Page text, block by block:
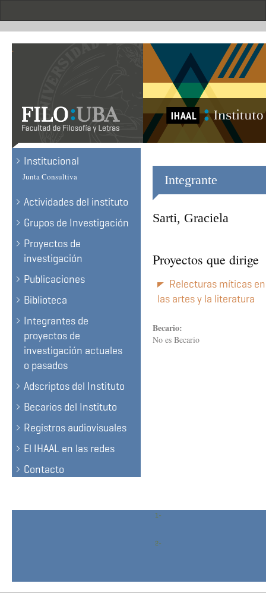
.
Institucional
Junta Consultiva
Actividades del instituto
Grupos de Investigación
Proyectos de
investigación
Publicaciones
Biblioteca
Integrantes de
proyectos de
investigación actuales
o pasados
Adscriptos del Instituto
Becarios del Instituto
Registros audiovisuales
El IHAAL en las redes
Contacto
Integrante
Sarti, Graciela
Proyectos que dirige
Relecturas míticas
las artes y la literatura
Becario:
No es Becario